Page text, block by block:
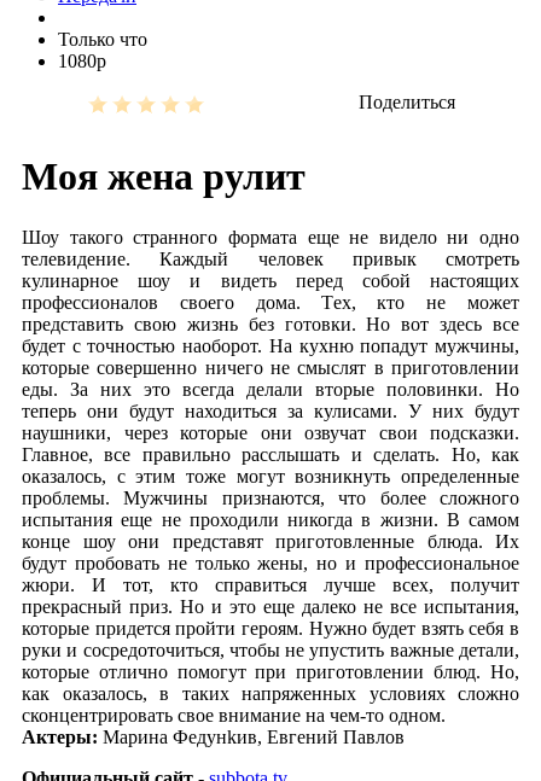
Только что
1080р
Поделиться
Moя жeнa pулит
Шоу такого странного формата еще не видело ни одно
телевидение. Каждый человек привык смотреть
кулинарное шоу и видеть перед собой настоящих
профессионалов своего дома. Тех, кто не может
представить свою жизнь без готовки. Но вот здесь все
будет с точностью наоборот. На кухню попадут мужчины,
которые совершенно ничего не смыслят в приготовлении
еды. За них это всегда делали вторые половинки. Но
теперь они будут находиться за кулисами. У них будут
наушники, через которые они озвучат свои подсказки.
Главное, все правильно расслышать и сделать. Но, как
оказалось, с этим тоже могут возникнуть определенные
проблемы. Мужчины признаются, что более сложного
испытания еще не проходили никогда в жизни. В самом
конце шоу они представят приготовленные блюда. Их
будут пробовать не только жены, но и профессиональное
жюри. И тот, кто справиться лучше всех, получит
прекрасный приз. Но и это еще далеко не все испытания,
которые придется пройти героям. Нужно будет взять себя в
руки и сосредоточиться, чтобы не упустить важные детали,
которые отлично помогут при приготовлении блюд. Но,
как оказалось, в таких напряженных условиях сложно
сконцентрировать свое внимание на чем-то одном.
Актеры: Mapинa Фeдунkив, Eвгeний Пaвлoв